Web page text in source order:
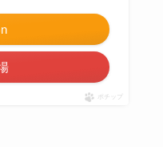
ポチップ